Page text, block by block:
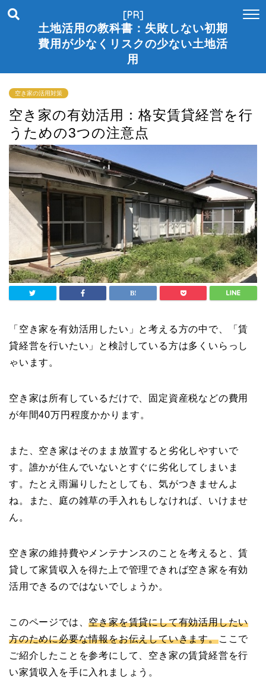
[PR]
土地活用の教科書：失敗しない初期
費用が少なくリスクの少ない土地活
用
空き家の活用対策
空き家の有効活用：格安賃貸経営を行
うための3つの注意点
「空き家を有効活用したい」と考える方の中で、「賃
貸経営を行いたい」と検討している方は多くいらっし
ゃいます。
空き家は所有しているだけで、固定資産税などの費用
が年間40万円程度かかります。
また、空き家はそのまま放置すると劣化しやすいで
す。誰かが住んでいないとすぐに劣化してしまいま
す。たとえ雨漏りしたとしても、気がつきませんよ
ね。また、庭の雑草の手入れもしなければ、いけませ
ん。
空き家の維持費やメンテナンスのことを考えると、賃
貸して家賃収入を得た上で管理できれば空き家を有効
活用できるのではないでしょうか。
このページでは、空き家を賃貸にして有効活用したい
方のために必要な情報をお伝えしていきます。ここで
ご紹介したことを参考にして、空き家の賃貸経営を行
い家賃収入を手に入れましょう。